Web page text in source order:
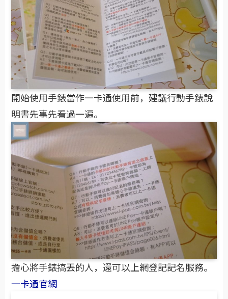
開始使用手錶當作一卡通使用前，建議行動手錶說
明書先事先看過一遍。
擔心將手錶搞丟的人，還可以上網登記記名服務。
一卡通官網